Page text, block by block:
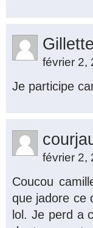
Gillette
février 2,
Je participe
février 2,
Coucou
que jadore ce
lol. Je perd a